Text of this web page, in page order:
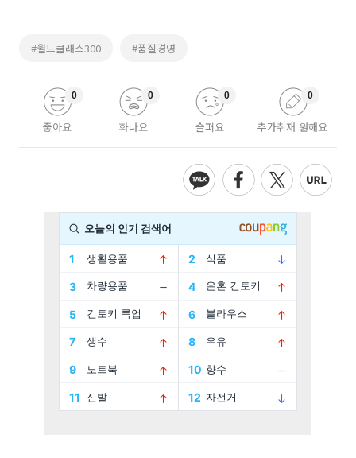
#월드클래스300 #품질경영
좋아요
0
화나요
0
슬퍼요
0
추가취재 원해요
0